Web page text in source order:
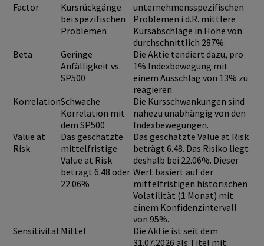
Factor
Kursrückgänge
bei spezifischen
Problemen
unternehmensspezifischen
Problemen i.d.R. mittlere
Kursabschläge in Höhe von
durchschnittlich 287%.
Beta
Geringe
Anfälligkeit vs.
SP500
Die Aktie tendiert dazu, pro
1% Indexbewegung mit
einem Ausschlag von 13% zu
reagieren.
KorrelationSchwache
Korrelation mit
dem SP500
Die Kursschwankungen sind
nahezu unabhängig von den
Indexbewegungen.
Value at
Risk
Das geschätzte
mittelfristige
Value at Risk
beträgt 6.48 oder
22.06%
Das geschätzte Value at Risk
beträgt 6.48. Das Risiko liegt
deshalb bei 22.06%. Dieser
Wert basiert auf der
mittelfristigen historischen
Volatilität (1 Monat) mit
einem Konfidenzintervall
von 95%.
SensitivitätMittel
Die Aktie ist seit dem
31.07.2026 als Titel mit